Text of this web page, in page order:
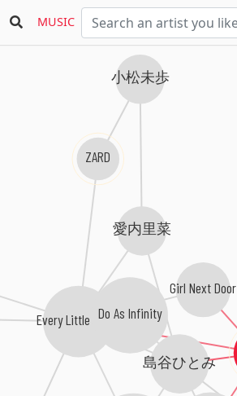
MUSIC
島谷ひとみ
Every Little Thing
Girl Next Door
Do As Infinity
ZARD
小松未歩
愛内里菜